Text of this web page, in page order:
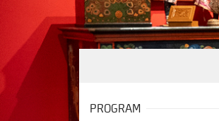
PROGRAM